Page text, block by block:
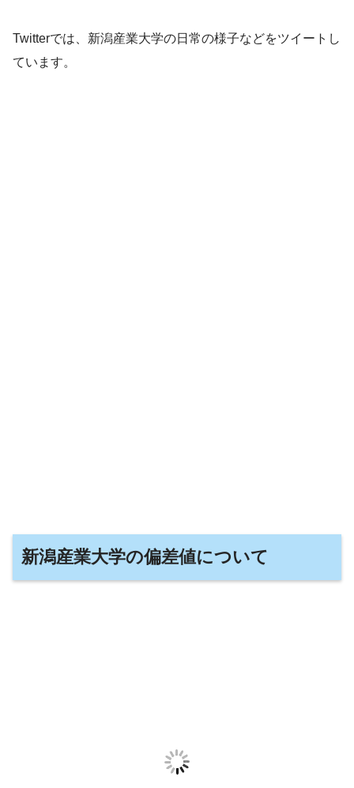
Twitterでは、新潟産業大学の日常の様子などをツイートし
ています。
新潟産業大学の偏差値について